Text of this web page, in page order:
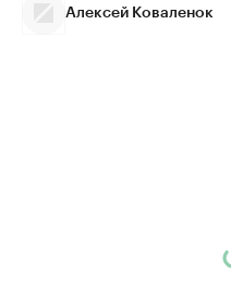
Алексей Коваленок